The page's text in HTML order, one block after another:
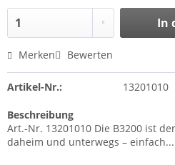
In
Merken Bewerten
Artikel-Nr.: 13201010
Beschreibung
Art.-Nr. 13201010 Die B3200 ist
daheim und unterwegs – einfach...